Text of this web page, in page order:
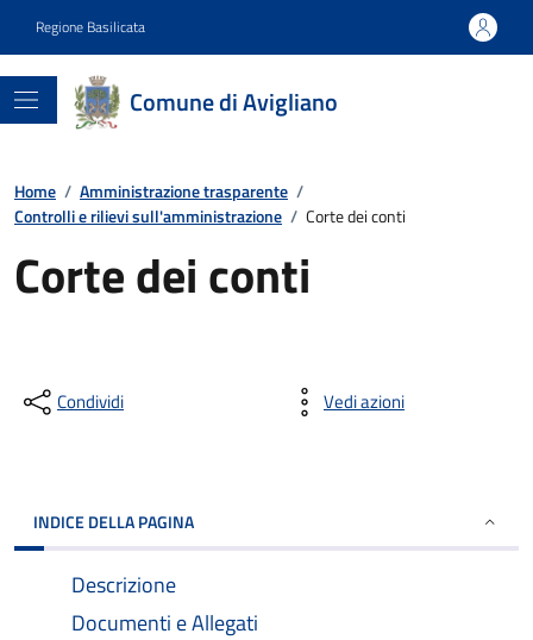
Regione Basilicata
Comune di Avigliano
Home / Amministrazione trasparente /
Controlli e rilievi sull'amministrazione / Corte dei conti
Corte dei conti
Condividi Vedi azioni
INDICE DELLA PAGINA
Descrizione
Documenti e Allegati